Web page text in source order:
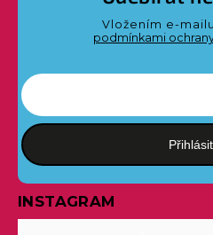
Vložením e-
podmínkami
INSTAGRAM